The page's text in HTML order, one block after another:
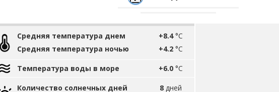
Средняя температура днем
Средняя температура ночью
+8.4°C
+4.2 °C
Температура воды в море +6.0 °C
Количество солнечных дней
8 дней